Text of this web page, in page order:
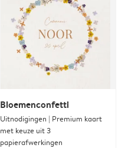
Bloemenconfetti
Uitnodigingen | Premium kaart
met keuze uit 3
papierafwerkingen